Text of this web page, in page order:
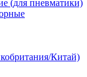
(для пневматики)
Китай)